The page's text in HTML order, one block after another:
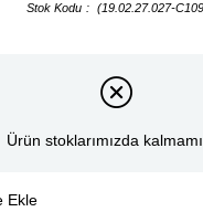
Stok Kodu (19.02.27.027-
Ürün stoklarımızda
Ekle